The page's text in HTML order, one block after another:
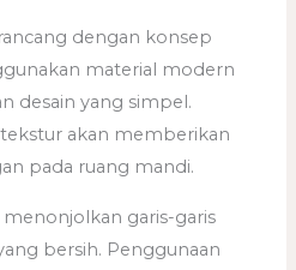
dengan konsep
material modern
desain yang simpel.
akan memberikan
pada ruang mandi.
garis-garis
bersih. Penggunaan